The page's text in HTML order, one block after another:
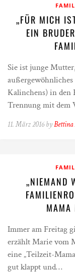
„FÜR MICH
EIN
Sie ist junge
Kalinchens) in den
Trennung mit dem
11. März 2016 byBettina
„NIEMAND
MAMA
Immer am Freitag
erzählt Marie vom
eine „Teilzeit-
gut klappt und…